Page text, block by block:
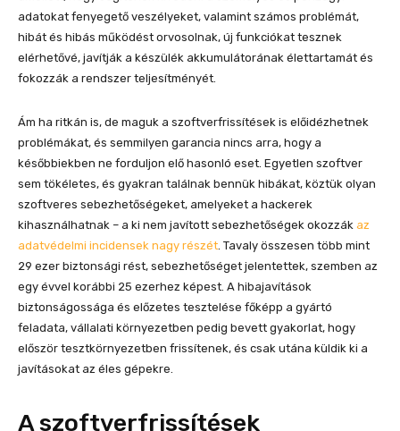
adatokat fenyegető veszélyeket, valamint számos problémát,
hibát és hibás működést orvosolnak, új funkciókat tesznek
elérhetővé, javítják a készülék akkumulátorának élettartamát és
fokozzák a rendszer teljesítményét.
Ám ha ritkán is, de maguk a szoftverfrissítések is előidézhetnek
problémákat, és semmilyen garancia nincs arra, hogy a
későbbiekben ne forduljon elő hasonló eset. Egyetlen szoftver
sem tökéletes, és gyakran találnak bennük hibákat, köztük olyan
szoftveres sebezhetőségeket, amelyeket a hackerek
kihasználhatnak – a ki nem javított sebezhetőségek okozzák az
adatvédelmi incidensek nagy részét . Tavaly összesen több mint
29 ezer biztonsági rést, sebezhetőséget jelentettek, szemben az
egy évvel korábbi 25 ezerhez képest. A hibajavítások
biztonságossága és előzetes tesztelése főképp a gyártó
feladata, vállalati környezetben pedig bevett gyakorlat, hogy
először tesztkörnyezetben frissítenek, és csak utána küldik ki a
javításokat az éles gépekre.
A szoftverfrissítések